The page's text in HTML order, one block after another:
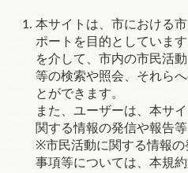
本サイトは、市における
ポートを目的としていま
を介して、市内の市民活
等の検索や照会、それら
とができます。
また、ユーザーは、本サ
関する情報の発信や報告
※市民活動に関する情報
事項等については、本規約